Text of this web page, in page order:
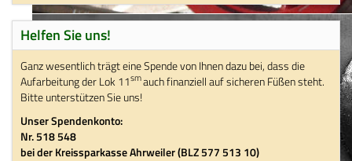
Helfen Sie uns!
Ganz wesentlich trägt eine Spende von Ihnen dazu bei, dass die
Aufarbeitung der Lok 11smauch finanziell auf sicheren Füßen steht.
Bitte unterstützen Sie uns!
Unser Spendenkonto:
Nr. 518 548
bei der Kreissparkasse Ahrweiler (BLZ 577 513 10)